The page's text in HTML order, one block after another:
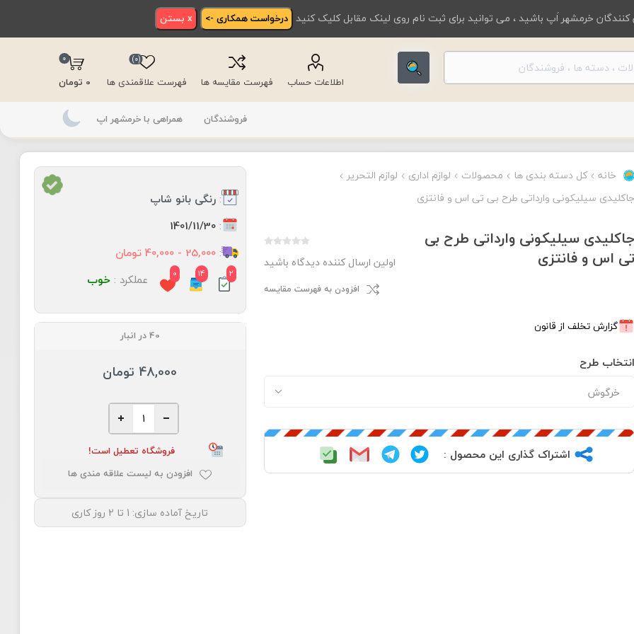
خرمشهر اَپ باشید ، می توانید برای ثبت نام روی لینک مقابل کلیک کنید درخواست همکاری -> x بستن
اطلاعات حساب فهرست مقایسه ها فهرست علاقمندی ها
(0)
0
0 تومان
فروشندگان همراهی با خرمشهر اپ
خانه کل دسته بندی ها محصولات لوازم اداری
لوازم التحریر
جاکلیدی سیلیکونی وارداتی طرح بی تی اس و فانتزی
جاکلیدی سیلیکونی وارداتی طرح بی
تی اس و فانتزی
اولین ارسال کننده دیدگاه باشید
افزودن به فهرست مقایسه
گزارش تخلف از قانون
:رنگی بانو شاپ
:
1401/11/30
:25,000 - 40,000 تومان
2
14
0 عملکرد :خوب
انتخاب طرح
اشتراک گذاری این محصول :
40 در انبار
48,000 تومان
فروشگاه تعطیل است!
افزودن به لیست علاقه مندی ها
تاریخ آماده سازی: 1 تا 2 روز کاری